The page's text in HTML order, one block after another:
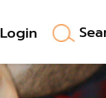
Login